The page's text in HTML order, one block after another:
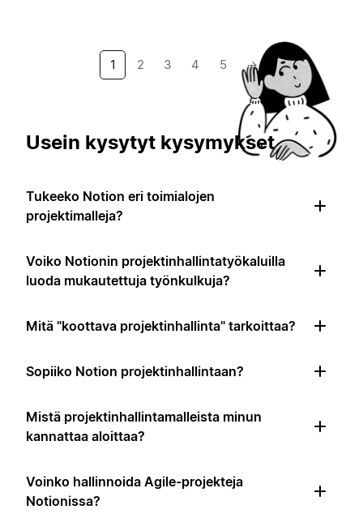
1 2 3 4 5 →
Usein kysytyt kysymykset
Tukeeko Notion eri toimialojen
projektimalleja?
Voiko Notionin projektinhallintatyökaluilla
luoda mukautettuja työnkulkuja?
Mitä "koottava projektinhallinta" tarkoittaa?
Sopiiko Notion projektinhallintaan?
Mistä projektinhallintamalleista minun
kannattaa aloittaa?
Voinko hallinnoida Agile-projekteja
Notionissa?